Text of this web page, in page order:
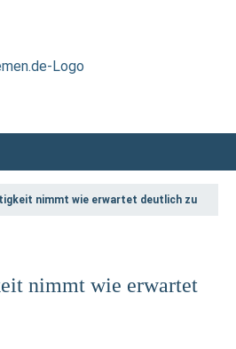
nimmt wie erwartet deutlich zu
nimmt wie erwartet